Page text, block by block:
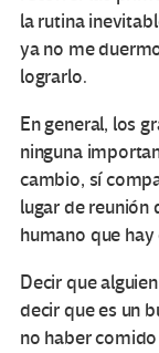
la rutina
ya no me
lograrlo.
En general, los
ninguna
cambio, sí
lugar de reunión
humano que
Decir que
decir que es un
no haber